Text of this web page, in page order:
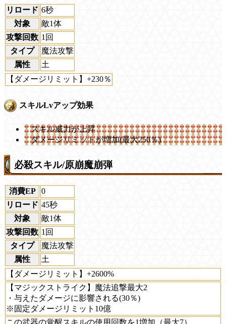
リロード 6秒
対象
敵1体
攻撃回数 1回
タイプ
魔法攻撃
属性
土
【ダメージリミット】+230％
スキルLvアップ効果
スキル威力が上昇
ダメージリミットが増加(最大250％)
必殺スキル/原崩魔崩弾
消費EP
0
リロード 45秒
対象
敵1体
攻撃回数 1回
タイプ
魔法攻撃
属性
土
【ダメージリミット】+2600%
【マジックストライク】魔法追撃最大2
・与えたダメージに影響される(30％)
※固定ダメージリミット10億